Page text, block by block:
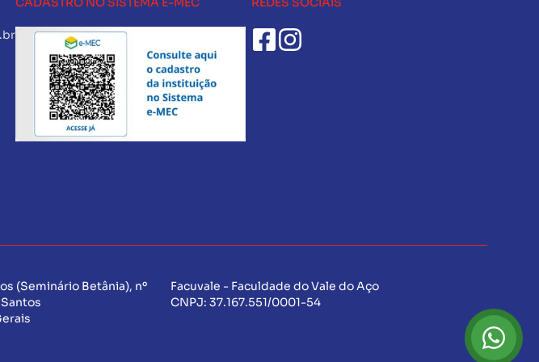
(Seminário Betânia), nº
Facuvale - Faculdade do Vale do Aço
CNPJ: 37.167.551/0001-54